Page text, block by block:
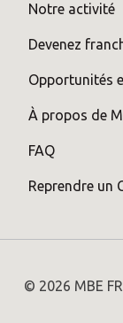
Notre activité
Devenez
Opportunités
À propos de
FAQ
Reprendre un
© 2026 MBE